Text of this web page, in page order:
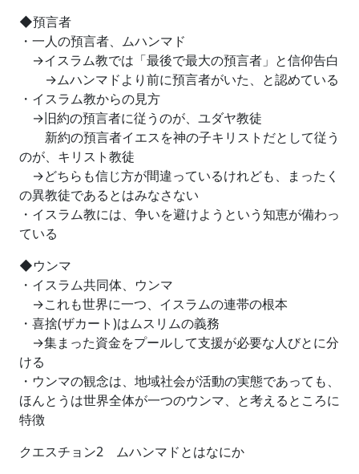
◆預言者
・一人の預言者、ムハンマド
→イスラム教では「最後で最大の預言者」と信仰告白
→ムハンマドより前に預言者がいた、と認めている
・イスラム教からの見方
→旧約の預言者に従うのが、ユダヤ教徒
新約の預言者イエスを神の子キリストだとして従う
のが、キリスト教徒
→どちらも信じ方が間違っているけれども、まったく
の異教徒であるとはみなさない
・イスラム教には、争いを避けようという知恵が備わっ
ている
◆ウンマ
・イスラム共同体、ウンマ
→これも世界に一つ、イスラムの連帯の根本
・喜捨(ザカート)はムスリムの義務
→集まった資金をプールして支援が必要な人びとに分
ける
・ウンマの観念は、地域社会が活動の実態であっても、
ほんとうは世界全体が一つのウンマ、と考えるところに
特徴
クエスチョン2 ムハンマドとはなにか